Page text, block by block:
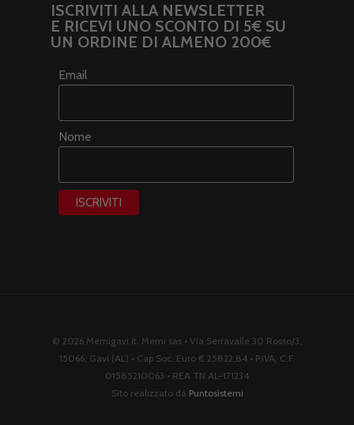
ISCRIVITI ALLA NEWSLETTER
E RICEVI UNO SCONTO DI 5€ SU
UN ORDINE DI ALMENO 200€
Email
Nome
© 2026 Memigavi.it. Memi sas • Via Serravalle 30 Rosso/3,
15066, Gavi (AL) • Cap.Soc. Euro € 25822,84 • P.IVA, C.F.
01585210063 • REA TN AL-171234
Sito realizzato da Puntosistemi